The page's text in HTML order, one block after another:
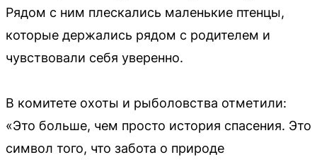
Рядом с ним плескались маленькие птенцы,
которые держались рядом с родителем и
чувствовали себя уверенно.
В комитете охоты и рыболовства отметили:
«Это больше, чем просто история спасения. Это
символ того, что забота о природе